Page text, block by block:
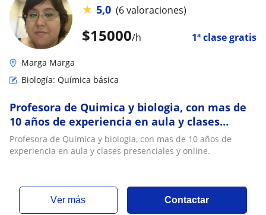
$15000/h 1ª clase gratis
★ 5,0 (6 valoraciones)
Marga Marga
Biología: Química básica
Profesora de Quimica y biologia, con mas de
10 años de experiencia en aula y clases
presenciales y online
Profesora de Quimica y biologia, con mas de 10 años de
experiencia en aula y clases presenciales y online.
ver más Contactar